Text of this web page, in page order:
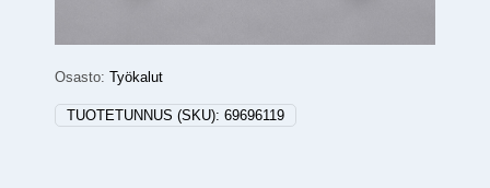
Osasto: Työkalut
TUOTETUNNUS (SKU): 69696119